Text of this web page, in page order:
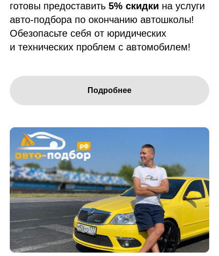
готовы предоставить 5% скидки на услуги
авто-подбора по окончанию автошколы!
Обезопасьте себя от юридических
и технических проблем с автомобилем!
Подробнее